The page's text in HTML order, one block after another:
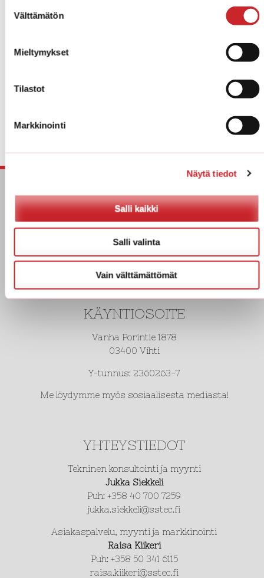
valinta
Välttämätön
Mieltymykset
Tilastot
Markkinointi
Näytä tiedot
Salli kaikki
Salli valinta
Vain välttämättömät
KÄYNTIOSOITE
Vanha Porintie 1878
03400 Vihti
Y-tunnus: 2360263-7
Me löydymme myös sosiaalisesta mediasta!
YHTEYSTIEDOT
Tekninen konsultointi ja myynti
Jukka Siekkeli
Puh: +358 40 700 7259
jukka.siekkeli@sstec.fi
Asiakaspalvelu, myynti ja markkinointi
Raisa Kiikeri
Puh: +358 50 341 6115
raisa.kiikeri@sstec.fi